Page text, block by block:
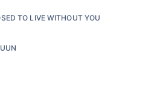
TO LIVE WITHOUT YOU